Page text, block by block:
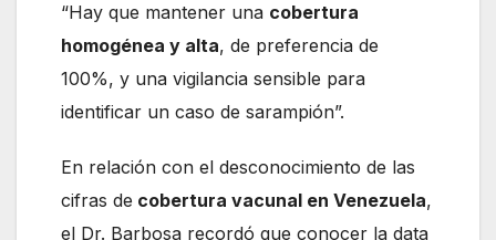
“Hay que mantener una cobertura
homogénea y alta, de preferencia de
100%, y una vigilancia sensible para
identificar un caso de sarampión”.
En relación con el desconocimiento de las
cifras de cobertura vacunal en Venezuela,
el Dr. Barbosa recordó que conocer la data